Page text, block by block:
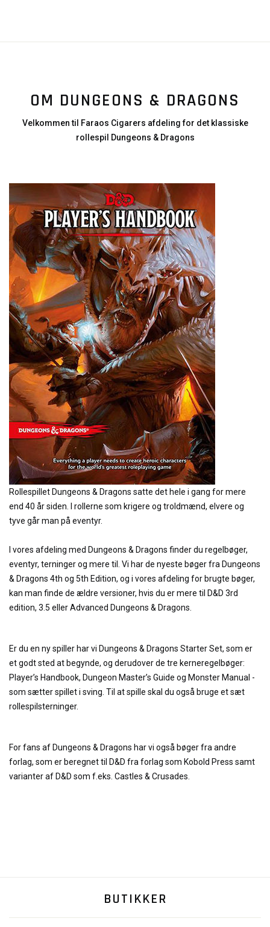
OM DUNGEONS & DRAGONS
Velkommen til Faraos Cigarers afdeling for det klassiske
rollespil Dungeons & Dragons
Rollespillet Dungeons & Dragons satte det hele i gang for mere
end 40 år siden. I rollerne som krigere og troldmænd, elvere og
tyve går man på eventyr.
I vores afdeling med Dungeons & Dragons finder du regelbøger,
eventyr, terninger og mere til. Vi har de nyeste bøger fra Dungeons
& Dragons 4th og 5th Edition, og i vores afdeling for brugte bøger,
kan man finde de ældre versioner, hvis du er mere til D&D 3rd
edition, 3.5 eller Advanced Dungeons & Dragons.
Er du en ny spiller har vi Dungeons & Dragons Starter Set, som er
et godt sted at begynde, og derudover de tre kerneregelbøger:
Player’s Handbook, Dungeon Master’s Guide og Monster Manual -
som sætter spillet i sving. Til at spille skal du også bruge et sæt
rollespilsterninger.
For fans af Dungeons & Dragons har vi også bøger fra andre
forlag, som er beregnet til D&D fra forlag som Kobold Press samt
varianter af D&D som f.eks. Castles & Crusades.
BUTIKKER